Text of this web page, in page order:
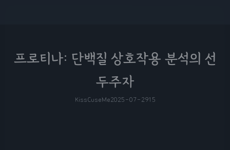
프로티나: 단백질 상호작용 분석의 선
두주자
KissCuseMe2025-07-2915